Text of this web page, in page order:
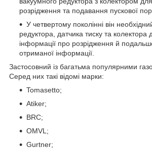
розрідження та подавання пускової
У четвертому поколінні він
редуктора, датчика тиску та
інформації про розрідження й
отриманої інформації.
Застосовний із багатьма популярними
Серед них такі відомі марки:
Tomasetto;
Atiker;
BRC;
OMVL;
Gurtner;